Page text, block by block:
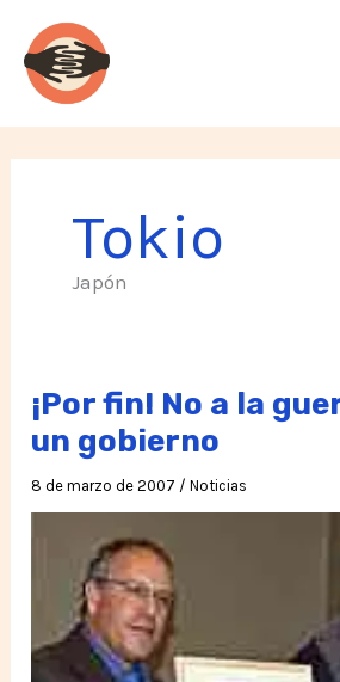
contenido
Tokio
Japón
¡Por fin! No a la
un gobierno
8 de marzo de 2007 /Noticias